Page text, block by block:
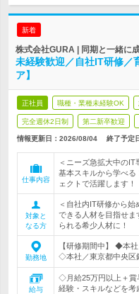
新着
株式会社GURA | 同期と一緒に
未経験歓迎／自社IT研修／
ア】
正社員 職種・業種未経験OK
完全週休2日制 第二新卒歓迎
情報更新日：2026/08/04 終了予定
仕事内容
＜ニーズ急拡大中の
基本スキルから学べ
ェクトで活躍します！
対象と
なる方
＜自社内IT研修から
できる人材を目指せ
られる希少人材に！
勤務地
【研修期間中】 ◆本
◇本社／東京都中央区
給与
◇月給25万円以上＋賞
経験・スキルなどを